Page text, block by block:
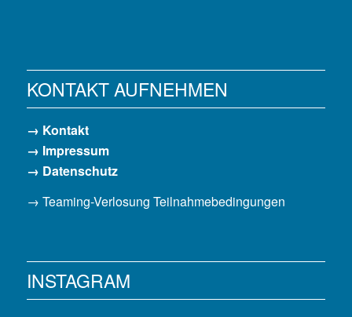
KONTAKT AUFNEHMEN
→ Kontakt
→ Impressum
→ Datenschutz
→ Teaming-Verlosung Teilnahmebedingungen
INSTAGRAM